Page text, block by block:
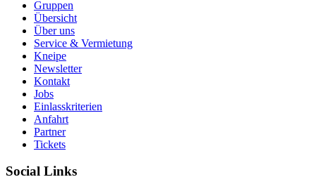
Gruppen
Übersicht
Über uns
Service & Vermietung
Kneipe
Newsletter
Kontakt
Jobs
Einlasskriterien
Anfahrt
Partner
Tickets
Social Links